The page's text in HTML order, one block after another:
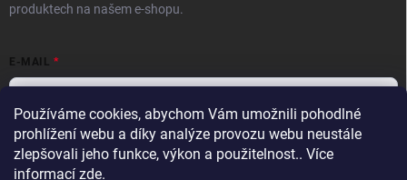
Používáme cookies, abychom Vám umožnili pohodlné
prohlížení webu a díky analýze provozu webu neustále
zlepšovali jeho funkce, výkon a použitelnost.. Více
informací zde.
produktech na našem e-shopu.
E-MAIL
Vložením e-mailu souhlasíte spodmínkami ochrany osobních údajů